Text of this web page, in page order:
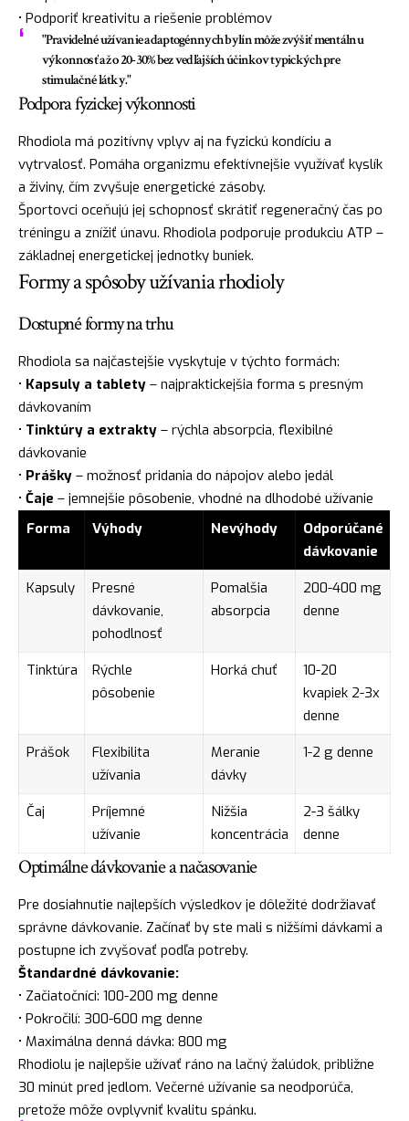
• Podporiť kreativitu a riešenie problémov
"Pravidelné užívanie adaptogénnych bylín môže zvýšiť mentálnu
výkonnosť až o 20-30% bez vedľajších účinkov typických pre
stimulačné látky."
Podpora fyzickej výkonnosti
Rhodiola má pozitívny vplyv aj na fyzickú kondíciu a
vytrvalosť. Pomáha organizmu efektívnejšie využívať kyslík
a živiny, čím zvyšuje energetické zásoby.
Športovci oceňujú jej schopnosť skrátiť regeneračný čas po
tréningu a znížiť únavu. Rhodiola podporuje produkciu ATP –
základnej energetickej jednotky buniek.
Formy a spôsoby užívania rhodioly
Dostupné formy na trhu
Rhodiola sa najčastejšie vyskytuje v týchto formách:
• Kapsuly a tablety – najpraktickejšia forma s presným
dávkovaním
• Tinktúry a extrakty – rýchla absorpcia, flexibilné
dávkovanie
• Prášky – možnosť pridania do nápojov alebo jedál
• Čaje – jemnejšie pôsobenie, vhodné na dlhodobé užívanie
Forma
Výhody Nevýhody
Odporúčané
dávkovanie
Kapsuly
Presné
dávkovanie,
pohodlnosť
Pomalšia
absorpcia
200-400 mg
denne
Tinktúra
Rýchle
pôsobenie
Horká chuť
10-20
kvapiek 2-3x
denne
Prášok
Flexibilita
užívania
Meranie
dávky
1-2 g denne
Čaj
Príjemné
užívanie
Nižšia
koncentrácia
2-3 šálky
denne
Optimálne dávkovanie a načasovanie
Pre dosiahnutie najlepších výsledkov je dôležité dodržiavať
správne dávkovanie. Začínať by ste mali s nižšími dávkami a
postupne ich zvyšovať podľa potreby.
Štandardné dávkovanie:
• Začiatočníci: 100-200 mg denne
• Pokročilí: 300-600 mg denne
• Maximálna denná dávka: 800 mg
Rhodiolu je najlepšie užívať ráno na lačný žalúdok, približne
30 minút pred jedlom. Večerné užívanie sa neodporúča,
pretože môže ovplyvniť kvalitu spánku.